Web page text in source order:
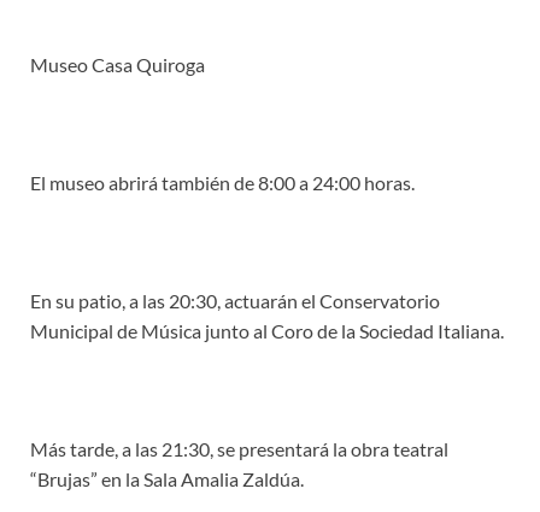
Museo Casa Quiroga
El museo abrirá también de 8:00 a 24:00 horas.
En su patio, a las 20:30, actuarán el Conservatorio
Municipal de Música junto al Coro de la Sociedad Italiana.
Más tarde, a las 21:30, se presentará la obra teatral
“Brujas” en la Sala Amalia Zaldúa.